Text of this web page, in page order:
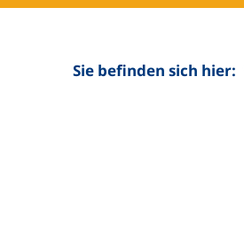
Sie befinden sich hier: